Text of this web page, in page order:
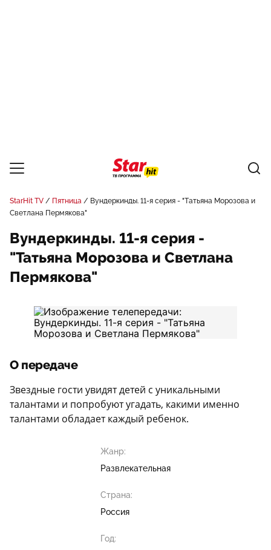
StarHit TV Пятница
Вундеркинды. 11-я серия - "Татьяна Морозова и
Светлана Пермякова"
Вундеркинды. 11-я серия -
"Татьяна Морозова и Светлана
Пермякова"
О передаче
Звездные гости увидят детей с уникальными
талантами и попробуют угадать, какими именно
талантами обладает каждый ребенок.
Жанр:
Развлекательная
Страна:
Россия
Год: